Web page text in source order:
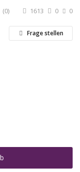
0
(0) 0
1613
Frage stellen